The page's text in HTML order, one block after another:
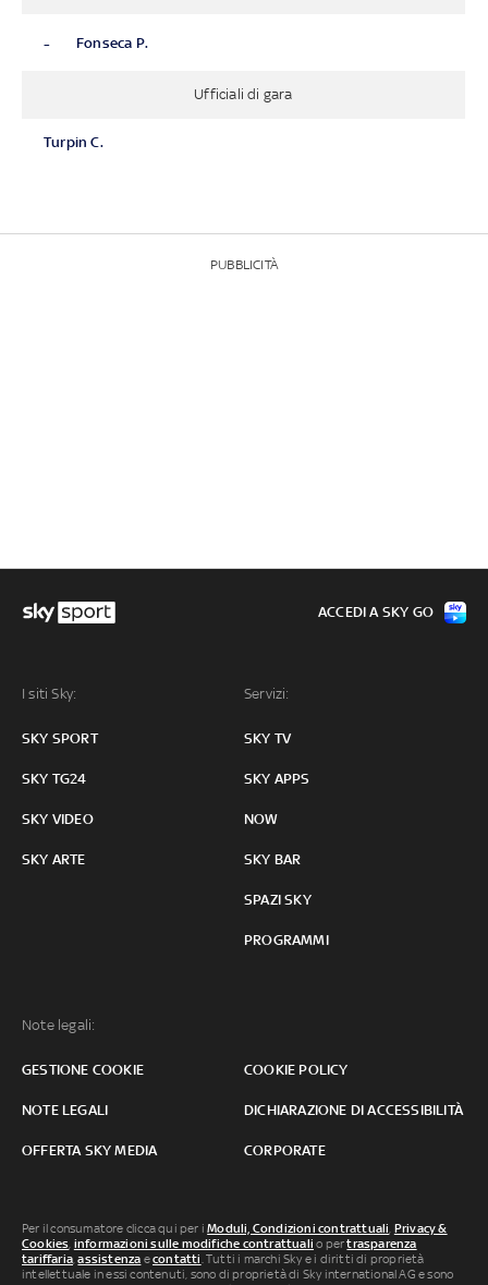
- Fonseca P.
Ufficiali di gara
Turpin C.
PUBBLICITÀ
I siti Sky:
SKY SPORT
SKY TG24
SKY VIDEO
SKY ARTE
Servizi:
SKY TV
SKY APPS
NOW
SKY BAR
SPAZI SKY
PROGRAMMI
Note legali:
GESTIONE COOKIE COOKIE POLICY
NOTE LEGALI DICHIARAZIONE DI ACCESSIBILITÀ
OFFERTA SKY MEDIA CORPORATE
ACCEDI A SKY GO
Per il consumatore clicca qui per iModuli, Condizioni contrattuali Privacy &
Cookies informazioni sulle modifiche contrattuali o pertrasparenza
tariffaria ,assistenza econtatti . Tutti i marchi Sky e i diritti di proprietà
intellettuale in essi contenuti, sono di proprietà di Sky international AG e sono